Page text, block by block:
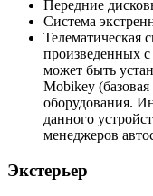
Передние
Система
Телематическая
произведенных с
может быть
Mobikey (базовая
оборудования.
данного
менеджеров
Экстерьер